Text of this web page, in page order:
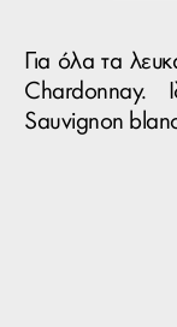
Για όλα τα
Chardonnay.
Sauvignon